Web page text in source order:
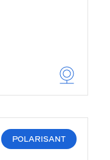
POLARISANT